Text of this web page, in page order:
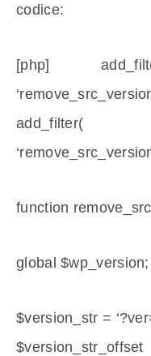
codice:
[php]
add_filter(
function
global $wp_version;
$version_str =